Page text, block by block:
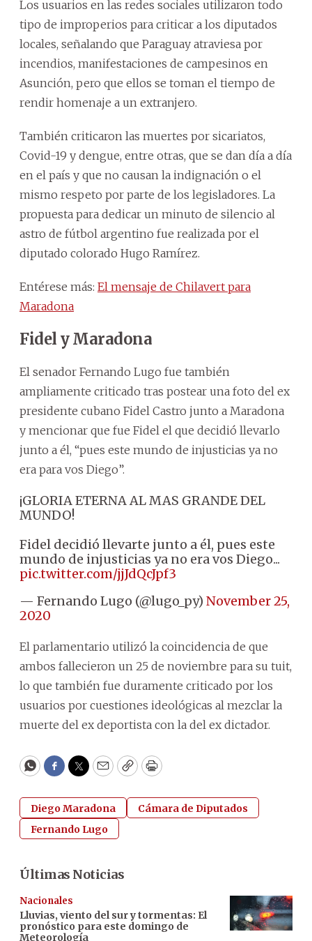
Los usuarios en las redes sociales utilizaron todo
tipo de improperios para criticar a los diputados
locales, señalando que Paraguay atraviesa por
incendios, manifestaciones de campesinos en
Asunción, pero que ellos se toman el tiempo de
rendir homenaje a un extranjero.
También criticaron las muertes por sicariatos,
Covid-19 y dengue, entre otras, que se dan día a día
en el país y que no causan la indignación o el
mismo respeto por parte de los legisladores. La
propuesta para dedicar un minuto de silencio al
astro de fútbol argentino fue realizada por el
diputado colorado Hugo Ramírez.
Entérese más: El mensaje de Chilavert para
Maradona
Fidel y Maradona
El senador Fernando Lugo fue también
ampliamente criticado tras postear una foto del ex
presidente cubano Fidel Castro junto a Maradona
y mencionar que fue Fidel el que decidió llevarlo
junto a él, “pues este mundo de injusticias ya no
era para vos Diego”.
¡GLORIA ETERNA AL MAS GRANDE DEL
MUNDO!
Fidel decidió llevarte junto a él, pues este
mundo de injusticias ya no era vos Diego...
pic.twitter.com/jjJdQcJpf3
— Fernando Lugo (@lugo_py) November 25,
2020
El parlamentario utilizó la coincidencia de que
ambos fallecieron un 25 de noviembre para su tuit,
lo que también fue duramente criticado por los
usuarios por cuestiones ideológicas al mezclar la
muerte del ex deportista con la del ex dictador.
WhatsApp
Facebook
Twitter
EmailCopyPrint
Diego Maradona
Cámara de Diputados
Fernando Lugo
Últimas Noticias
Nacionales
Lluvias, viento del sur y tormentas: El
pronóstico para este domingo de
Meteorología